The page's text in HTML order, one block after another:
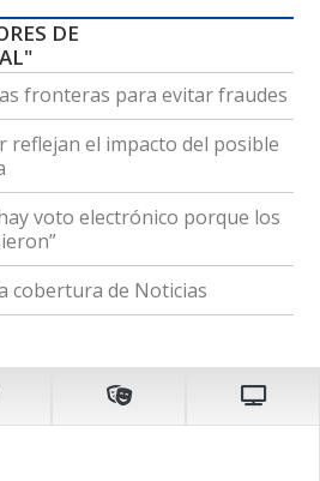
DE
fronteras para evitar fraudes
reflejan el impacto del posible
voto electrónico porque los
cobertura de Noticias